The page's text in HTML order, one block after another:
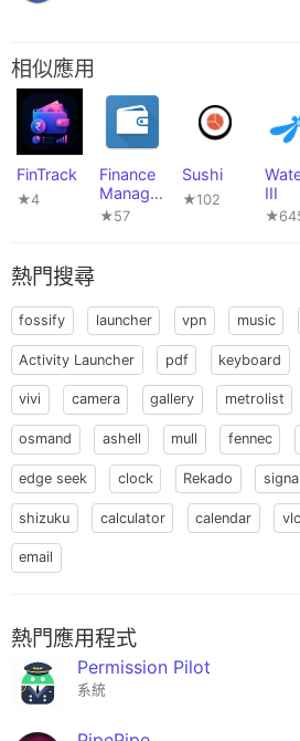
相似應用
FinTrack
★4
Finance
Manager
(PFA)
★57
Sushi
★102
III
熱門搜尋
fossify launcher vpn music
Activity Launcher pdf keyboard
vivi camera gallery metrolist
osmand ashell mull fennec
edge seek clock Rekado signal
shizuku calculator calendar vlc
email
熱門應用程式
Permission Pilot
系統